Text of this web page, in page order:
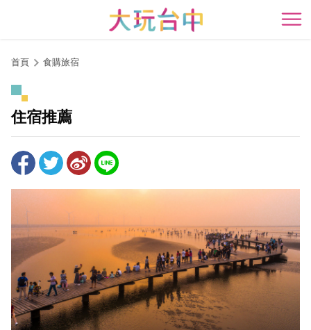
開
首頁 食購旅宿
住宿推薦